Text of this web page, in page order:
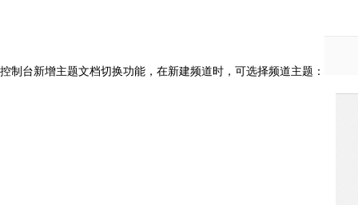
控制台新增主题文档切换功能，在新建频道时，可选择频道主题：